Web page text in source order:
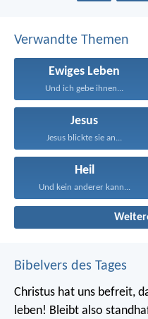
Verwandte Themen
Ewiges Leben
Und ich gebe ihnen...
Jesus
Jesus blickte sie an...
Heil
Und kein anderer kann...
Bibelvers des Tages
Christus hat uns befreit,
leben! Bleibt also